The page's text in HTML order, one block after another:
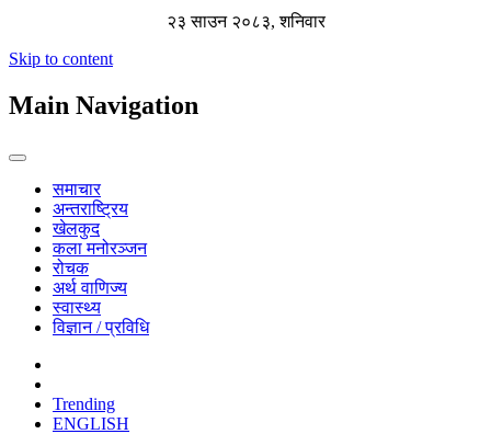
२३ साउन २०८३, शनिवार
Skip to content
Main Navigation
समाचार
अन्तराष्ट्रिय
खेलकुद
कला मनोरञ्जन
रोचक
अर्थ वाणिज्य
स्वास्थ्य
विज्ञान / प्रविधि
Trending
ENGLISH